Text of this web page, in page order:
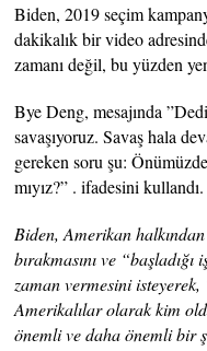
Biden, 2019 seçim
dakikalık bir video
zamanı değil, bu yüzden
Bye Deng, mesajında
savaşıyoruz. Savaş hala
gereken soru şu:
mıyız?” . ifadesini kullandı.
Biden, Amerikan
bırakmasını ve
zaman vermesini
Amerikalılar olarak kim
önemli ve daha önemli bir